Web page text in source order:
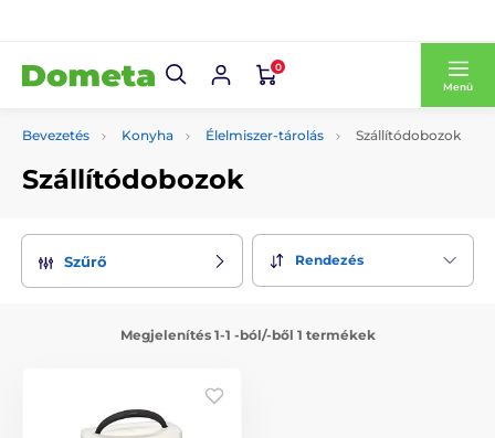
0
Menü
Bevezetés Konyha Élelmiszer-tárolás Szállítódobozok
Szállítódobozok
Szűrő Rendezés
Megjelenítés 1-1 -ból/-ből 1 termékek